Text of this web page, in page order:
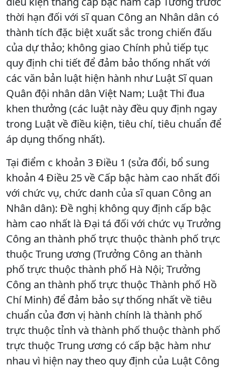
thời hạn đối với sĩ quan Công an Nhân dân có
thành tích đặc biệt xuất sắc trong chiến đấu
của dự thảo; không giao Chính phủ tiếp tục
quy định chi tiết để đảm bảo thống nhất với
các văn bản luật hiện hành như Luật Sĩ quan
Quân đội nhân dân Việt Nam; Luật Thi đua
khen thưởng (các luật này đều quy định ngay
trong Luật về điều kiện, tiêu chí, tiêu chuẩn để
áp dụng thống nhất).
Tại điểm c khoản 3 Điều 1 (sửa đổi, bổ sung
khoản 4 Điều 25 về Cấp bậc hàm cao nhất đối
với chức vụ, chức danh của sĩ quan Công an
Nhân dân): Đề nghị không quy định cấp bậc
hàm cao nhất là Đại tá đối với chức vụ Trưởng
Công an thành phố trực thuộc thành phố trực
thuộc Trung ương (Trưởng Công an thành
phố trực thuộc thành phố Hà Nội; Trưởng
Công an thành phố trực thuộc Thành phố Hồ
Chí Minh) để đảm bảo sự thống nhất về tiêu
chuẩn của đơn vị hành chính là thành phố
trực thuộc tỉnh và thành phố thuộc thành phố
trực thuộc Trung ương có cấp bậc hàm như
nhau vì hiện nay theo quy định của Luật Công